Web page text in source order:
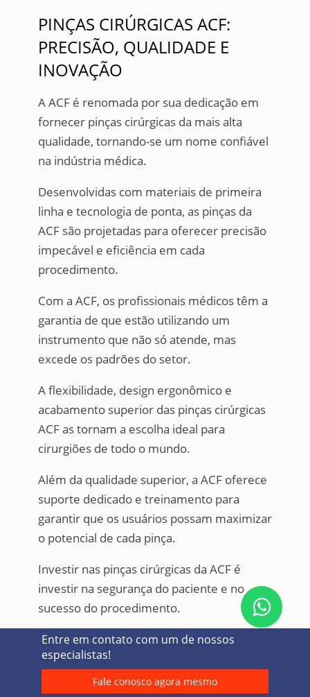
Entre em contato com um de nossos
especialistas!
Fale conosco agora mesmo
PINÇAS CIRÚRGICAS ACF:
PRECISÃO, QUALIDADE E
INOVAÇÃO
A ACF é renomada por sua dedicação em
fornecer pinças cirúrgicas da mais alta
qualidade, tornando-se um nome confiável
na indústria médica.
Desenvolvidas com materiais de primeira
linha e tecnologia de ponta, as pinças da
ACF são projetadas para oferecer precisão
impecável e eficiência em cada
procedimento.
Com a ACF, os profissionais médicos têm a
garantia de que estão utilizando um
instrumento que não só atende, mas
excede os padrões do setor.
A flexibilidade, design ergonômico e
acabamento superior das pinças cirúrgicas
ACF as tornam a escolha ideal para
cirurgiões de todo o mundo.
Além da qualidade superior, a ACF oferece
suporte dedicado e treinamento para
garantir que os usuários possam maximizar
o potencial de cada pinça.
Investir nas pinças cirúrgicas da ACF é
investir na segurança do paciente e no
sucesso do procedimento.
Eleve seus padrões cirúrgicos com as
pinças cirúrgicas da ACF.
contato e descubra a diferença da